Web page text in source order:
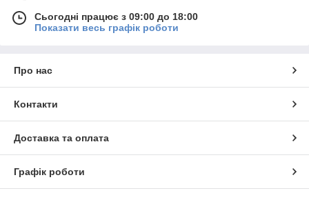
Сьогодні працює з 09:00 до 18:00
Показати весь графік роботи
Про нас
Контакти
Доставка та оплата
Графік роботи